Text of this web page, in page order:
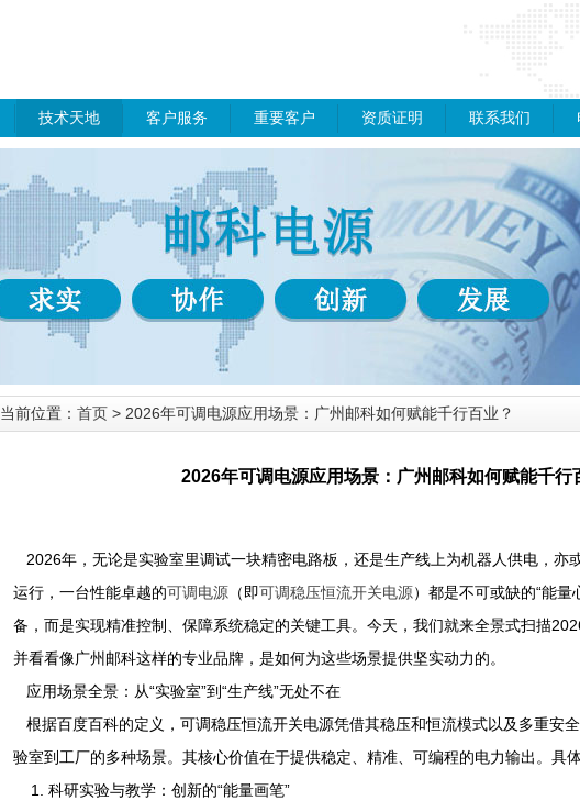
技术天地 客户服务 重要客户 资质证明 联系我们
当前位置： 首页 > 2026年可调电源应用场景：广州邮科如何赋能千行百业？
2026年可调电源应用场景：广州邮科如何赋能千行
2026年，无论是实验室里调试一块精密电路板，还是生产线上为机器人供电，亦
运行，一台性能卓越的可调电源 （即可调稳压恒流开关电源）都是不可或缺的“能
备，而是实现精准控制、保障系统稳定的关键工具。今天，我们就来全景式扫描
并看看像广州邮科这样的专业品牌，是如何为这些场景提供坚实动力的。
应用场景全景：从“实验室”到“生产线”无处不在
根据百度百科的定义，可调稳压恒流开关电源凭借其稳压和恒流模式以及多重安
验室到工厂的多种场景。其核心价值在于提供稳定、精准、可编程的电力输出。具
1. 科研实验与教学：创新的“能量画笔”